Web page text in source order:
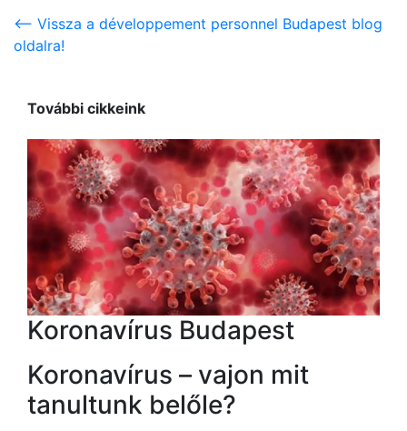
<-- Vissza a développement personnel Budapest blog
oldalra!
További cikkeink
Koronavírus Budapest
Koronavírus – vajon mit
tanultunk belőle?